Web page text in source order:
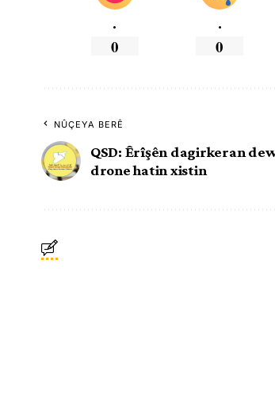
.
0
.
0
NÛÇEYA BERÊ
QSD: Êrîşên dagirkeran
drone hatin xistin